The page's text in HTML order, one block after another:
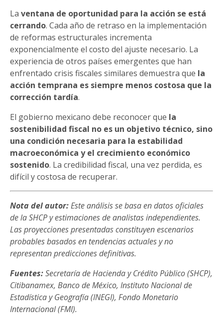
La ventana de oportunidad para la acción se está
cerrando. Cada año de retraso en la implementación
de reformas estructurales incrementa
exponencialmente el costo del ajuste necesario. La
experiencia de otros países emergentes que han
enfrentado crisis fiscales similares demuestra que la
acción temprana es siempre menos costosa que la
corrección tardía.
El gobierno mexicano debe reconocer que la
sostenibilidad fiscal no es un objetivo técnico, sino
una condición necesaria para la estabilidad
macroeconómica y el crecimiento económico
sostenido. La credibilidad fiscal, una vez perdida, es
difícil y costosa de recuperar.
Nota del autor:Este análisis se basa en datos oficiales
de la SHCP y estimaciones de analistas independientes.
Las proyecciones presentadas constituyen escenarios
probables basados en tendencias actuales y no
representan predicciones definitivas.
Fuentes:Secretaría de Hacienda y Crédito Público (SHCP),
Citibanamex, Banco de México, Instituto Nacional de
Estadística y Geografía (INEGI), Fondo Monetario
Internacional (FMI).